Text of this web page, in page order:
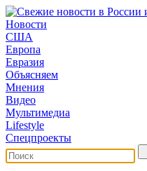
Новости
США
Европа
Евразия
Объясняем
Мнения
Видео
Мультимедиа
Lifestyle
Спецпроекты